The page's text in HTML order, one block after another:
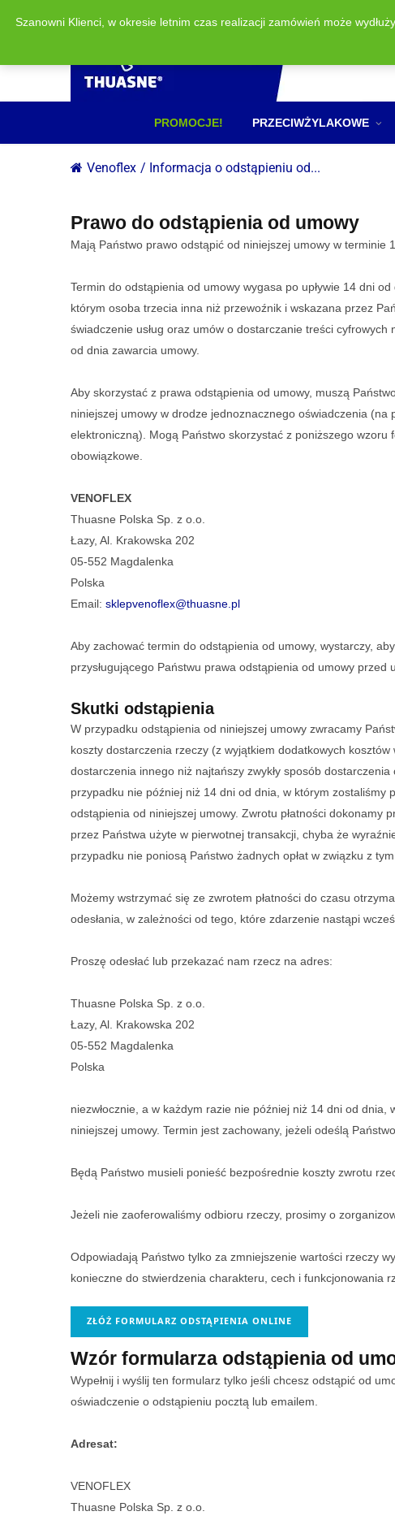
PROMOCJE! PRZECIWŻYLAKOWE
Venoflex / Informacja o odstąpieniu od...
Prawo do odstąpienia od umowy
Mają Państwo prawo odstąpić od niniejszej umowy w terminie
Termin do odstąpienia od umowy wygasa po upływie 14 dni
którym osoba trzecia inna niż przewoźnik i wskazana przez
świadczenie usług oraz umów o dostarczanie treści
od dnia zawarcia umowy.
Aby skorzystać z prawa odstąpienia od umowy, muszą
niniejszej umowy w drodze jednoznacznego oświadczenia (na
elektroniczną). Mogą Państwo skorzystać z poniższego
obowiązkowe.
VENOFLEX
Thuasne Polska Sp. z o.o.
Łazy, Al. Krakowska 202
05-552 Magdalenka
Polska
Email: sklepvenoflex@thuasne.pl
Aby zachować termin do odstąpienia od umowy, wystarczy,
przysługującego Państwu prawa odstąpienia od umowy przed
Skutki odstąpienia
W przypadku odstąpienia od niniejszej umowy zwracamy
koszty dostarczenia rzeczy (z wyjątkiem dodatkowych
dostarczenia innego niż najtańszy zwykły sposób
przypadku nie później niż 14 dni od dnia, w którym zostaliśmy
odstąpienia od niniejszej umowy. Zwrotu płatności dokonamy
przez Państwa użyte w pierwotnej transakcji, chyba że
przypadku nie poniosą Państwo żadnych opłat w związku z tym
Możemy wstrzymać się ze zwrotem płatności do czasu
odesłania, w zależności od tego, które zdarzenie nastąpi
Proszę odesłać lub przekazać nam rzecz na adres:
Thuasne Polska Sp. z o.o.
Łazy, Al. Krakowska 202
05-552 Magdalenka
Polska
niezwłocznie, a w każdym razie nie później niż 14 dni od
niniejszej umowy. Termin jest zachowany, jeżeli odeślą
Będą Państwo musieli ponieść bezpośrednie koszty zwrotu
Jeżeli nie zaoferowaliśmy odbioru rzeczy, prosimy o
Odpowiadają Państwo tylko za zmniejszenie wartości rzeczy
konieczne do stwierdzenia charakteru, cech i funkcjonowania
ZŁÓŻ FORMULARZ ODSTĄPIENIA ONLINE
Wzór formularza odstąpienia od
Wypełnij i wyślij ten formularz tylko jeśli chcesz odstąpić od
oświadczenie o odstąpieniu pocztą lub emailem.
Adresat:
VENOFLEX
Thuasne Polska Sp. z o.o.
Szanowni Klienci, w okresie letnim czas realizacji zamówień może